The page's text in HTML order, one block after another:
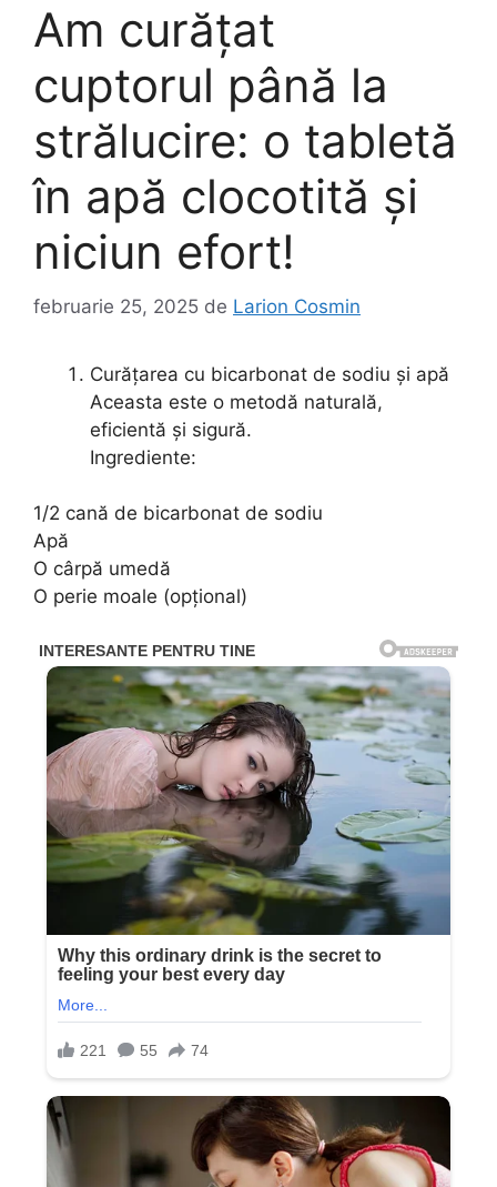
Am curățat
cuptorul până la
strălucire: o tabletă
în apă clocotită și
niciun efort!
februarie 25, 2025 de Larion Cosmin
Curățarea cu bicarbonat de sodiu și apă
Aceasta este o metodă naturală,
eficientă și sigură.
Ingrediente:
1/2 cană de bicarbonat de sodiu
Apă
O cârpă umedă
O perie moale (opțional)